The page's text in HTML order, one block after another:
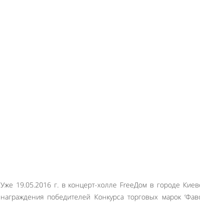
Уже 19.05.2016 г. в концерт-холле FreeДом в городе
награждения победителей Конкурса торговых марок